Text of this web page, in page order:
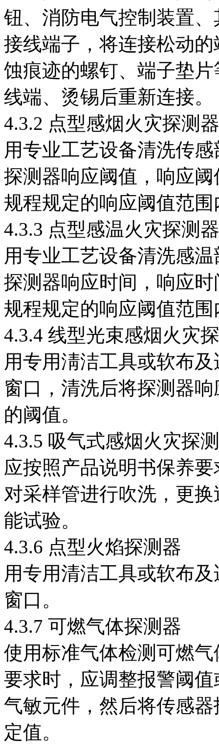
钮、消防电气控制装置
接线端子，将连接松动
蚀痕迹的螺钉、端子垫
线端、烫锡后重新连接。
4.3.2 点型感烟火灾探测器
用专业工艺设备清洗传
探测器响应阈值，响应
规程规定的响应阈值范围
4.3.3 点型感温火灾探测器
用专业工艺设备清洗感
探测器响应时间，响应
规程规定的响应阈值范围
4.3.4 线型光束感烟火灾
用专用淸洁工具或软布
窗口，清洗后将探测器
的阈值。
4.3.5 吸气式感烟火灾探
应按照产品说明书保养
对采样管进行吹洗，更
能试验。
4.3.6 点型火焰探测器
用专用清洁工具或软布
窗口。
4.3.7 可燃气体探测器
使用标准气体检测可燃
要求时，应调整报警阈
气敏元件，然后将传感
定值。